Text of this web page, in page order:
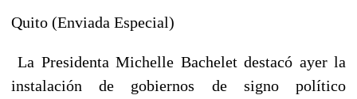
Quito (Enviada Especial)
La Presidenta Michelle Bachelet destacó ayer la
instalación de gobiernos de signo político